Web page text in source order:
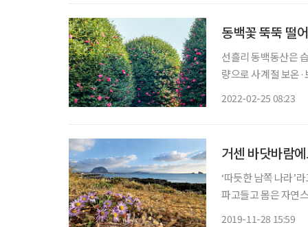
동백꽃 뚝뚝 떨
선흘리 동백동산은
량으로 사계절 보온
2022-02-25 08:23
거센 바닷바람
‘따듯한 남쪽 나라’
파고들고 몸은 자연
2019-11-28 15:59